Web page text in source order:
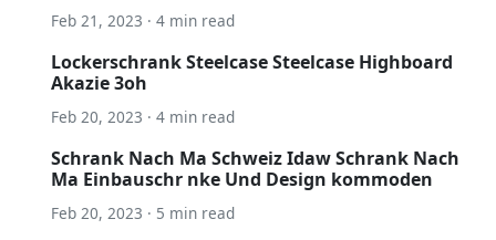
Feb 21, 2023 · 4 min read
Lockerschrank Steelcase Steelcase Highboard
Akazie 3oh
Feb 20, 2023 · 4 min read
Schrank Nach Ma Schweiz Idaw Schrank Nach
Ma Einbauschr nke Und Design kommoden
Feb 20, 2023 · 5 min read